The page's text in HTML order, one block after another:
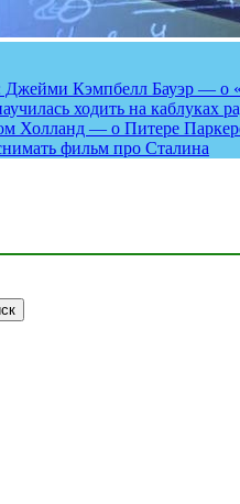
Кэмпбелл Бауэр — о
ходить на каблуках
Холланд — о Питере
фильм про Сталина